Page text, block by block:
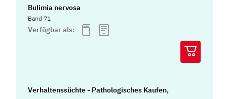
Bulimia nervosa
Band 71
Verfügbar als:
Verhaltenssüchte - Pathologisches Kaufen,